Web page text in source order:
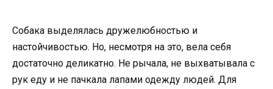
Собака выделялась дружелюбностью и
настойчивостью. Но, несмотря на это, вела себя
достаточно деликатно. Не рычала, не выхватывала с
рук еду и не пачкала лапами одежду людей. Для